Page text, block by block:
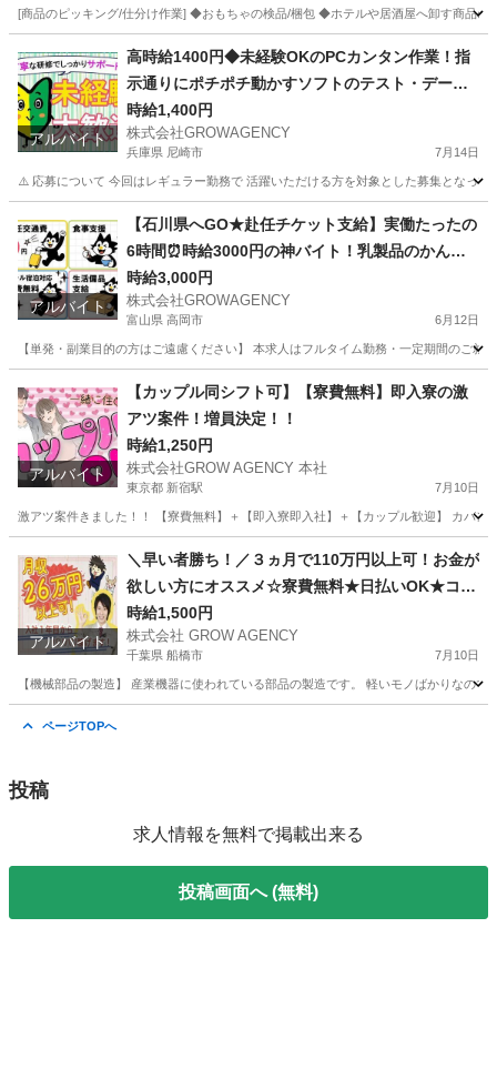
[商品のピッキング/仕分け作業] ◆おもちゃの検品/梱包 ◆ホテルや居酒屋へ卸す商品
軽作業 時給
アルバイト
高時給1400円◆未経験OKのPCカンタン作業！指
示通りにポチポチ動かすソフトのテスト・データ
入力
時給1,400円
株式会社GROWAGENCY
兵庫県 尼崎市 7月14日
⚠️ 応募について 今回はレギュラー勤務で 活躍いただける方を対象とした募集となっ
その他 スポット
アルバイト
【石川県へGO★赴任チケット支給】実働たったの
6時間⏰時給3000円の神バイト！乳製品のかんた
ん検査＆データ入力【キレイな1R個室寮ずっと無
料💰】
時給3,000円
株式会社GROWAGENCY
富山県 高岡市 6月12日
【単発・副業目的の方はご遠慮ください】 本求人はフルタイム勤務・一定期間のご
工場 時給
アルバイト
【カップル同シフト可】【寮費無料】即入寮の激
アツ案件！増員決定！！
時給1,250円
株式会社GROW AGENCY 本社
東京都 新宿駅 7月10日
激アツ案件きました！！ 【寮費無料】＋【即入寮即入社】＋【カップル歓迎】 カバ
新宿駅 軽作業 カップル
アルバイト
＼早い者勝ち！／３ヵ月で110万円以上可！お金が
欲しい方にオススメ☆寮費無料★日払いOK★コツ
コツ作業☆赴任交通費支給◎
時給1,500円
株式会社 GROW AGENCY
千葉県 船橋市 7月10日
【機械部品の製造】 産業機器に使われている部品の製造です。 軽いモノばかりな
ページTOPへ
投稿
求人情報を無料で掲載出来る
投稿画面へ (無料)